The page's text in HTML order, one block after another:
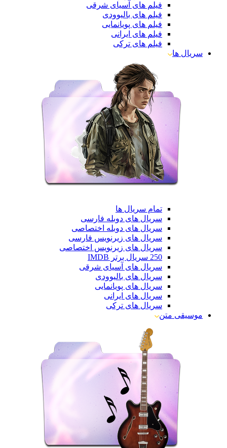
فیلم های آسیای شرقی
فیلم های بالیوودی
فیلم های پویانمایی
فیلم های ایرانی
فیلم های ترکی
سریال ها
تمام سریال ها
سریال های دوبله فارسی
سریال های دوبله اختصاصی
سریال های زیرنویس فارسی
سریال های زیرنویس اختصاصی
250 سریال برتر IMDB
سریال های آسیای شرقی
سریال های بالیوودی
سریال های پویانمایی
سریال های ایرانی
سریال های ترکی
موسیقی متن